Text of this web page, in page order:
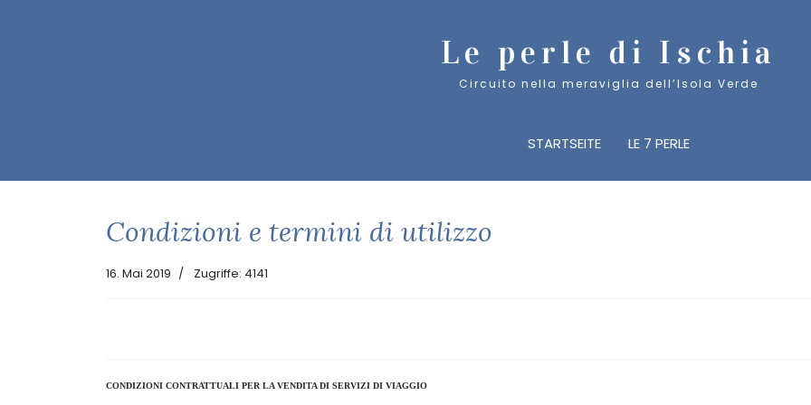
Le perle di Ischia
Circuito nella meraviglia dell’Isola Verde
STARTSEITE LE 7 PERLE
+39 081.333.47.47 | leperle@ischia.it RESERVATION HOTLINE: +39
Condizioni e termini di utilizzo
16. Mai 2019 Zugriffe: 4141
CONDIZIONI CONTRATTUALI PER LA VENDITA DI SERVIZI DI VIAGGIO